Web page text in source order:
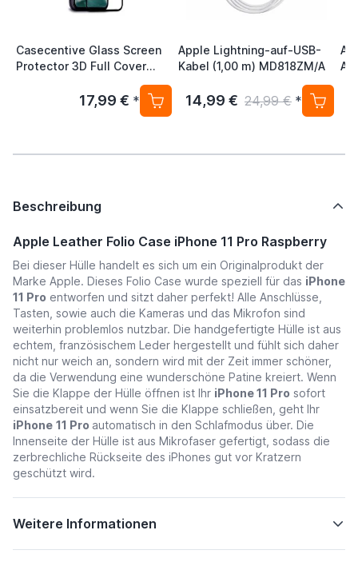
Casecentive Glass Screen
Protector 3D Full Cover
17,99 € *
Apple Lightning-auf-USB-
Kabel (1,00 m) MD818ZM/A
14,99 € 24,99 € *
Beschreibung
Apple Leather Folio Case iPhone 11 Pro Raspberry
Bei dieser Hülle handelt es sich um ein Originalprodukt der
Marke Apple. Dieses Folio Case wurde speziell für das iPhone
11 Pro entworfen und sitzt daher perfekt! Alle Anschlüsse,
Tasten, sowie auch die Kameras und das Mikrofon sind
weiterhin problemlos nutzbar. Die handgefertigte Hülle ist aus
echtem, französischem Leder hergestellt und fühlt sich daher
nicht nur weich an, sondern wird mit der Zeit immer schöner,
da die Verwendung eine wunderschöne Patine kreiert. Wenn
Sie die Klappe der Hülle öffnen ist Ihr iPhone 11 Pro sofort
einsatzbereit und wenn Sie die Klappe schließen, geht Ihr
iPhone 11 Pro automatisch in den Schlafmodus über. Die
Innenseite der Hülle ist aus Mikrofaser gefertigt, sodass die
zerbrechliche Rückseite des iPhones gut vor Kratzern
geschützt wird.
Weitere Informationen